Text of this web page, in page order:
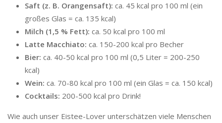
Saft (z. B. Orangensaft): ca. 45 kcal pro 100 ml (ein
großes Glas = ca. 135 kcal)
Milch (1,5 % Fett): ca. 50 kcal pro 100 ml
Latte Macchiato: ca. 150-200 kcal pro Becher
Bier: ca. 40-50 kcal pro 100 ml (0,5 Liter = 200-250
kcal)
Wein: ca. 70-80 kcal pro 100 ml (ein Glas = ca. 150 kcal)
Cocktails: 200-500 kcal pro Drink!
Wie auch unser Eistee-Lover unterschätzen viele Menschen